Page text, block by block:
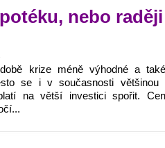
nebo raději
krize méně výhodné a
se i v současnosti většinou
na větší investici spořit.